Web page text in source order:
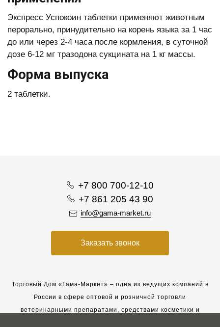
Экспресс Успокоин таблетки применяют животным
перорально, принудительно на корень языка за 1 час
до или через 2-4 часа после кормления, в суточной
дозе 6-12 мг тразодона сукцината на 1 кг массы.
Форма выпуска
2 таблетки.
+7 800 700-12-10
+7 861 205 43 90
info@gama-market.ru
Заказать звонок
Торговый Дом «Гама-Маркет» – одна из ведущих компаний в
России в сфере оптовой и розничной торговли
ветеринарными препаратами, средствами косметики и